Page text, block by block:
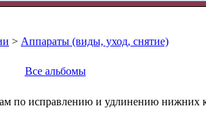
> Аппараты (виды, уход, снятие)
Все альбомы
по исправлению и удлинению нижних